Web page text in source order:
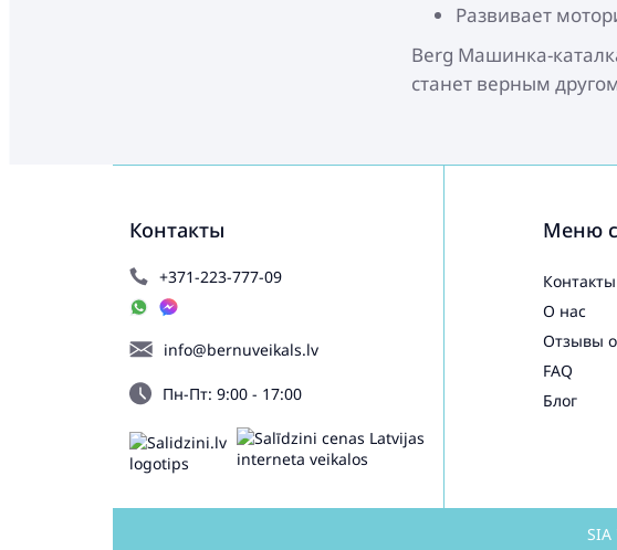
Развивает
Berg Машинка-
станет верным
Контакты
+371-223-777-09
info@bernuveikals.lv
Пн-Пт: 9:00 - 17:00
Меню
Контакты
О нас
Отзывы
FAQ
Блог